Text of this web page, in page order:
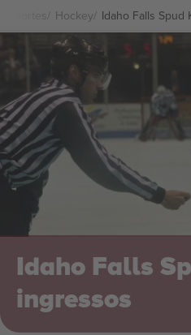
Hockey Idaho Falls Spud
Idaho Falls
ingressos